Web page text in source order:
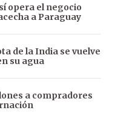
opera el negocio
a Paraguay
de la India se vuelve
su agua
a compradores